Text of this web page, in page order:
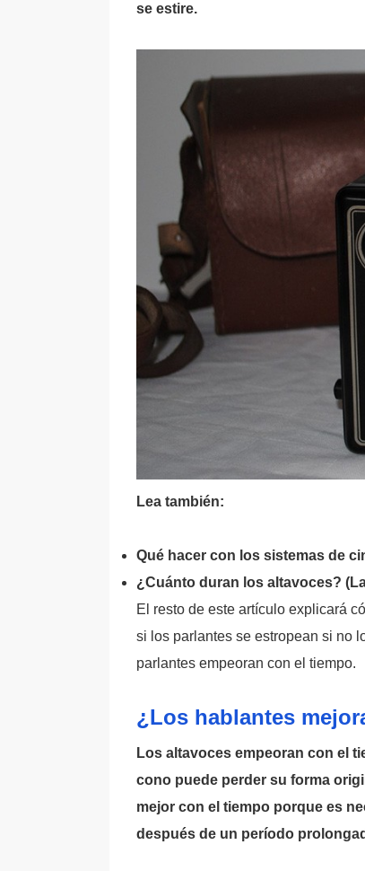
se estire.
Lea también:
Qué hacer con los sistemas de
¿Cuánto duran los altavoces?
El resto de este artículo explicará
si los parlantes se estropean si no
parlantes empeoran con el tiempo.
¿Los hablantes
Los altavoces empeoran con el
cono puede perder su forma
mejor con el tiempo porque es
después de un período